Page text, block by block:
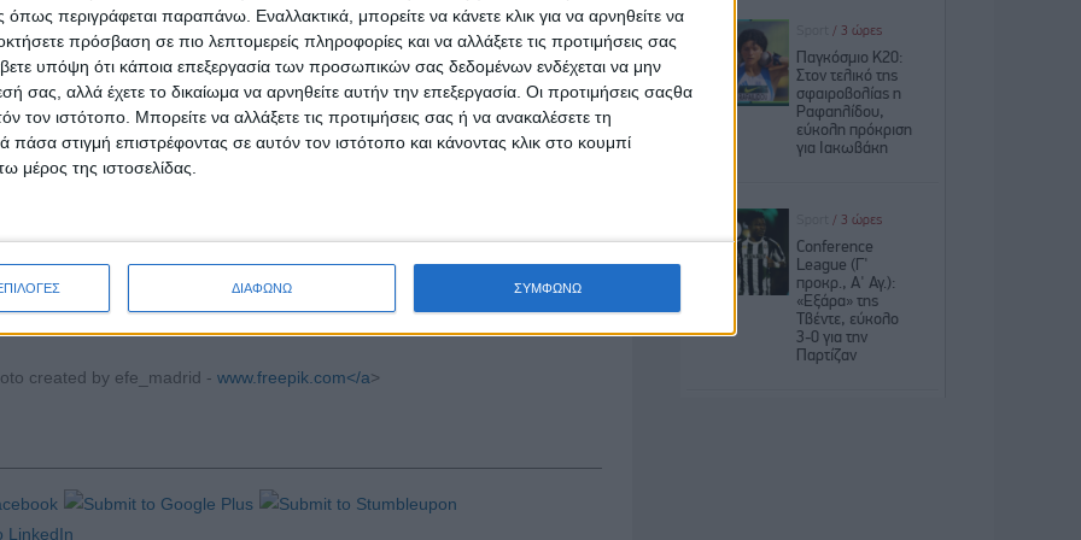
περιγράφεται παραπάνω. Εναλλακτικά, μπορείτε να κάνετε κλικ για να αρνηθείτε να
πρόσβαση σε πιο λεπτομερείς πληροφορίες και να αλλάξετε τις προτιμήσεις σας
υπόψη ότι κάποια επεξεργασία των προσωπικών σας δεδομένων ενδέχεται να μην
σας, αλλά έχετε το δικαίωμα να αρνηθείτε αυτήν την επεξεργασία. Οι προτιμήσεις σαςθα
τον ιστότοπο. Μπορείτε να αλλάξετε τις προτιμήσεις σας ή να ανακαλέσετε τη
στιγμή επιστρέφοντας σε αυτόν τον ιστότοπο και κάνοντας κλικ στο κουμπί
μέρος της ιστοσελίδας.
ΔΙΑΦΩΝΩ ΣΥΜΦΩΝΩ
για τον γρήγορο έλεγχο ενός μεγάλου αριθμού ανθρώπων, αλλά και για την
δήλωσε ο Στιβ Λίντσεϊ, καθηγητής στο Τμήμα Βιοεπιστημών του
School of Hygiene & Tropical Medicine), ο οποίος ηγήθηκε της έρευνας,
σε σύγκριση με άλλες μεθόδους εντοπισμού, όπως τα τεστ ταχείας
ποσοστό ακρίβειας μεταξύ μεγάλων ομάδων ανθρώπων».
created by efe_madrid - www.freepik.com</a>